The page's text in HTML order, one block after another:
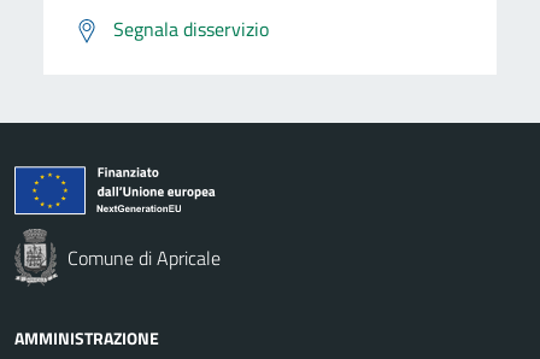
Segnala disservizio
Comune di Apricale
AMMINISTRAZIONE